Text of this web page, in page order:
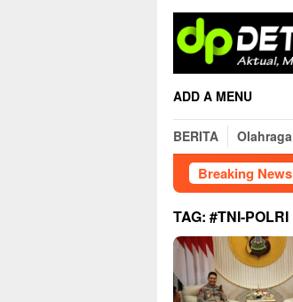
Skip
content
ADD A MENU
BERITA Olahraga
Breaking News
TAG: #TNI-POLRI